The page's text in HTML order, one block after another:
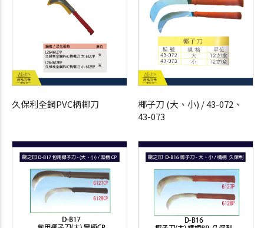
久保利全鋼PVC柄椰刀
椰子刀 (大、小) / 43-072、
43-073